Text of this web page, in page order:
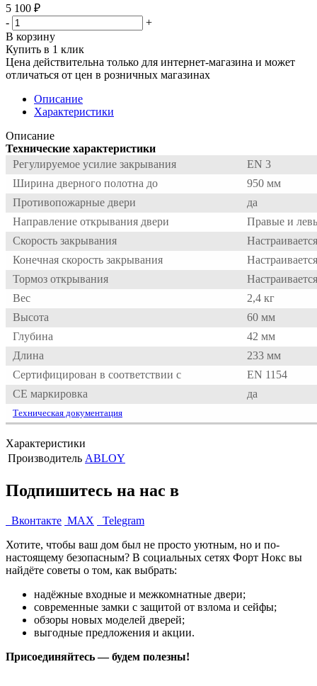
5 100 ₽
-
+
В корзину
Купить в 1 клик
Цена действительна только для интернет-магазина и может
отличаться от цен в розничных магазинах
Описание
Характеристики
Описание
Технические характеристики
Регулируемое усилие закрывания
EN 3
Ширина дверного полотна до
950 мм
Противопожарные двери
да
Направление открывания двери
Правые и
Скорость закрывания
Конечная скорость закрывания
Тормоз открывания
Вес
2,4 кг
Высота
60 мм
Глубина
42 мм
Длина
233 мм
Сертифицирован в соответствии с
EN 1154
CE маркировка
да
Техническая документация
Характеристики
Производитель ABLOY
Подпишитесь на нас в
Вконтакте MAX
Telegram
Хотите, чтобы ваш дом был не просто уютным, но и по-
настоящему безопасным? В социальных сетях Форт Нокс вы
найдёте советы о том, как выбрать:
надёжные входные и межкомнатные двери;
современные замки с защитой от взлома и сейфы;
обзоры новых моделей дверей;
выгодные предложения и акции.
Присоединяйтесь — будем полезны!